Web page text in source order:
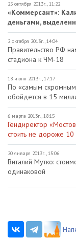
25 октября 2013г., 11:22
«Коммерсант»:
деньгами,
2 октября 2013г., 14:04
Правительство РФ
стадиона к ЧМ-18
18 июня 2013г., 17:17
По «самым
обойдется в 15
6 марта 2013г., 18:15
Гендиректор
стоить не дороже
20 января 2013г., 15:06
Виталий Мутко:
одинаковой